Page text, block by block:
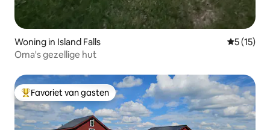
Woning in Island Falls
5 (15)
Oma's gezellige hut
Topfavoriet van gasten
Favoriet van gasten